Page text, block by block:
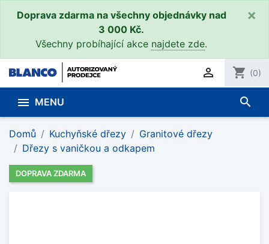
Doprava zdarma na všechny objednávky nad
3 000 Kč.
Všechny probíhající akce najdete zde.
×
 shopping_cart (0)
 MENU search
Domů Kuchyňské dřezy
Granitové dřezy
Dřezy s vaničkou a odkapem
DOPRAVA ZDARMA